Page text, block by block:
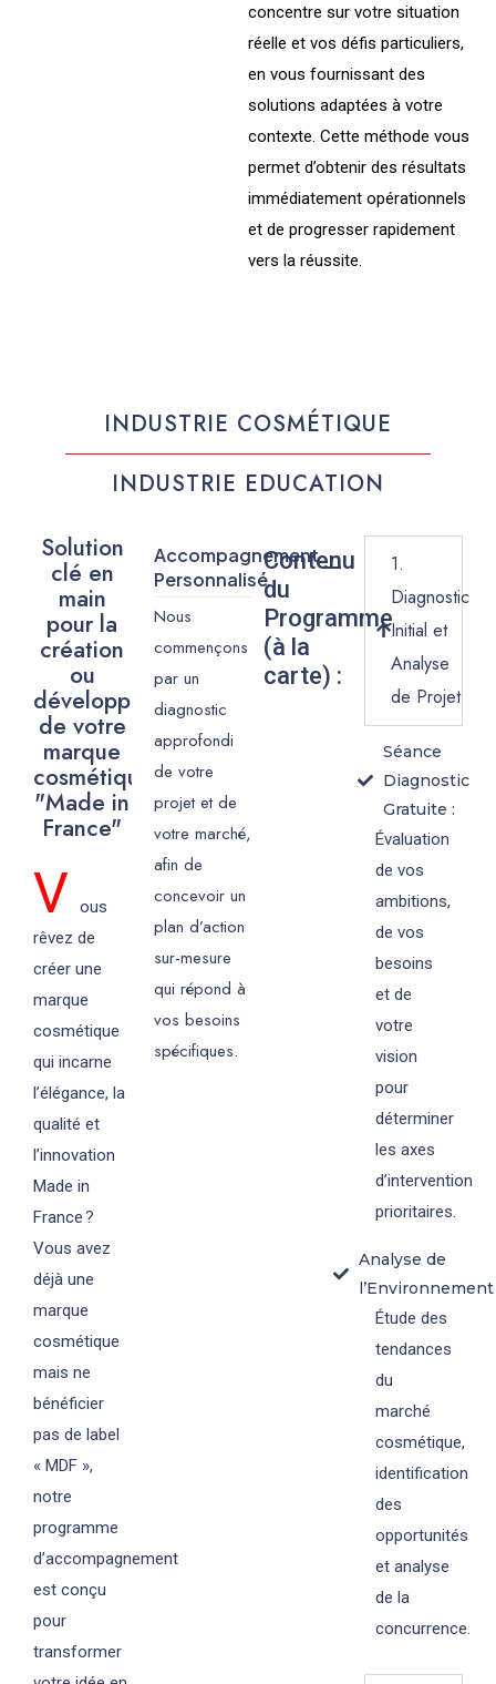
concentre sur votre situation
réelle et vos défis particuliers,
en vous fournissant des
solutions adaptées à votre
contexte. Cette méthode vous
permet d’obtenir des résultats
immédiatement opérationnels
et de progresser rapidement
vers la réussite.
INDUSTRIE COSMÉTIQUE
INDUSTRIE EDUCATION
Solution
clé en
main
pour la
création
ou
développement
de votre
marque
cosmétique
"Made in
France"
V
ous
rêvez de
créer une
marque
cosmétique
qui incarne
l’élégance, la
qualité et
l’innovation
Made in
France ?
Vous avez
déjà une
marque
cosmétique
mais ne
bénéficier
pas de label
« MDF »,
notre
programme
d’accompagnement
est conçu
pour
transformer
Accompagnement
Personnalisé
Nous
commençons
par un
diagnostic
approfondi
de votre
projet et de
votre marché,
afin de
concevoir un
plan d’action
sur-mesure
qui répond à
vos besoins
spécifiques.
Contenu
du
Programme
(à la
carte) :
1.
Diagnostic
Initial et
Analyse
de Projet
Séance
Diagnostic
Gratuite :
Évaluation
de vos
ambitions,
de vos
besoins
et de
votre
vision
pour
déterminer
les axes
d’intervention
prioritaires.
Analyse de
l’Environnement
Étude des
tendances
du
marché
cosmétique,
identification
des
opportunités
et analyse
de la
concurrence.